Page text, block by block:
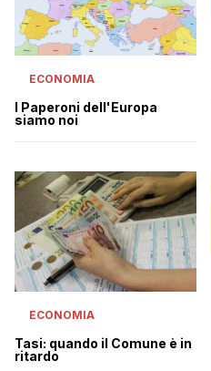
ECONOMIA
I Paperoni dell'Europa
siamo noi
ECONOMIA
Tasi: quando il Comune è in
ritardo